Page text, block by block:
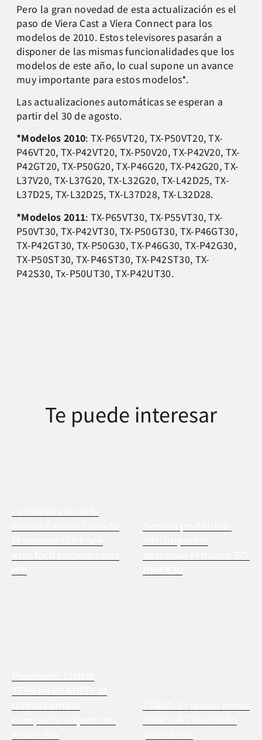
Pero la gran novedad de esta actualización es el
paso de Viera Cast a Viera Connect para los
modelos de 2010. Estos televisores pasarán a
disponer de las mismas funcionalidades que los
modelos de este año, lo cual supone un avance
muy importante para estos modelos*.
Las actualizaciones automáticas se esperan a
partir del 30 de agosto.
*Modelos 2010: TX-P65VT20, TX-P50VT20, TX-
P46VT20, TX-P42VT20, TX-P50V20, TX-P42V20, TX-
P42GT20, TX-P50G20, TX-P46G20, TX-P42G20, TX-
L37V20, TX-L37G20, TX-L32G20, TX-L42D25, TX-
L37D25, TX-L32D25, TX-L37D28, TX-L32D28.
*Modelos 2011: TX-P65VT30, TX-P55VT30, TX-
P50VT30, TX-P42VT30, TX-P50GT30, TX-P46GT30,
TX-P42GT30, TX-P50G30, TX-P46G30, TX-P42G30,
TX-P50ST30, TX-P46ST30, TX-P42ST30, TX-
P42S30, Tx-P50UT30, TX-P42UT30.
Te puede interesar